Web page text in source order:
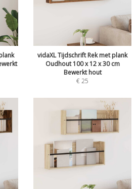
vidaXL Tijdschrift Rek met plank
Oudhout 100 x 12 x 30 cm
Bewerkt hout
€25